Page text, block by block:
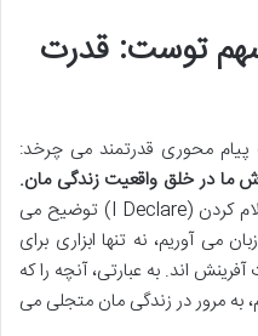
توست: قدرت
محوری قدرتمند می چرخد:
ما در خلق واقعیت زندگی مان.
جول اوستین این مفهوم را از طریق اعلام کردن (I Declare) توضیح می
می آوریم، نه تنها ابزاری برای
اند. به عبارتی، آنچه را که
به مرور در زندگی مان متجلی می